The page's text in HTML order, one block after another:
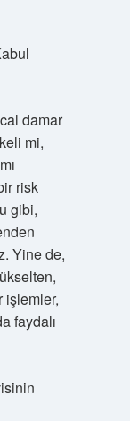
damar
mi,
risk
gibi,
Yine de,
işlemler,
faydalı